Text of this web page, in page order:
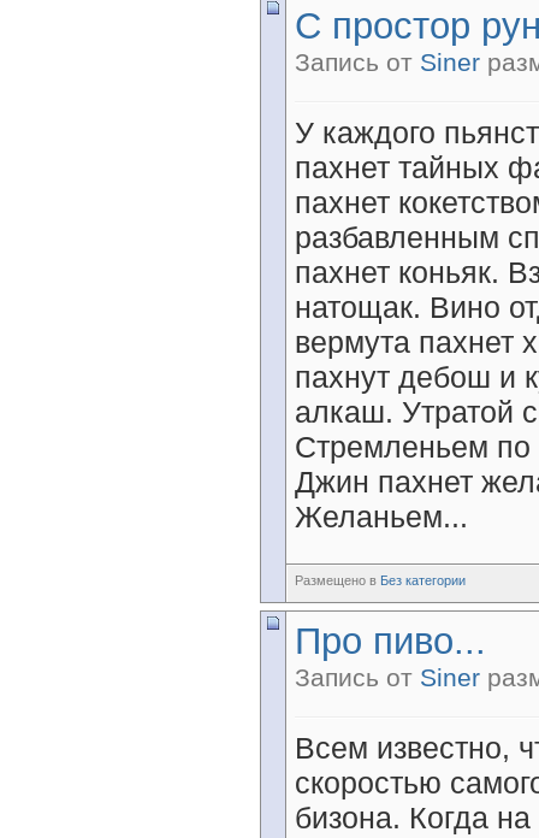
С простор
Запись от Siner
У каждого
пахнет тайных
пахнет
разбавленным
пахнет коньяк.
натощак. Вино
вермута пахнет
пахнут дебош и
алкаш. Утратой
Стремленьем по
Джин пахнет
Желаньем...
Размещено в Без категории
Про пиво...
Запись от Siner
Всем известно,
скоростью
бизона. Когда